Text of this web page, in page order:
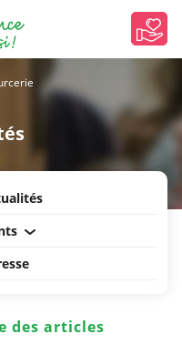
des articles